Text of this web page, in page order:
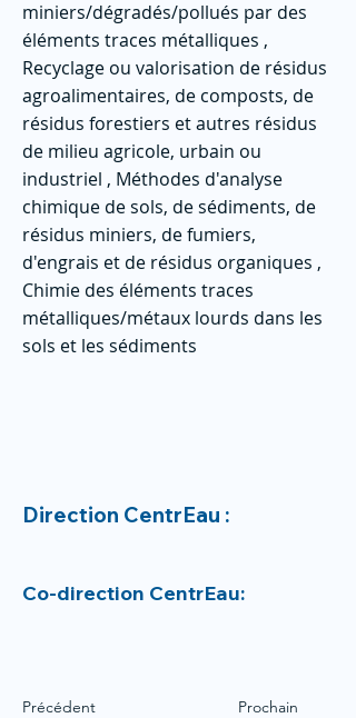
miniers/dégradés/pollués par des
éléments traces métalliques ,
Recyclage ou valorisation de résidus
agroalimentaires, de composts, de
résidus forestiers et autres résidus
de milieu agricole, urbain ou
industriel , Méthodes d'analyse
chimique de sols, de sédiments, de
résidus miniers, de fumiers,
d'engrais et de résidus organiques ,
Chimie des éléments traces
métalliques/métaux lourds dans les
sols et les sédiments
Direction CentrEau :
Co-direction CentrEau:
Précédent Prochain